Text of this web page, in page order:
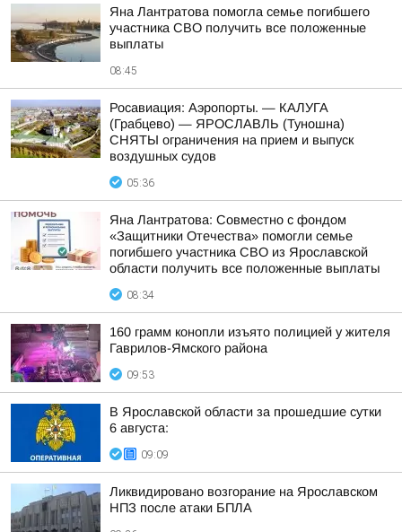
Яна Лантратова помогла семье погибшего
участника СВО получить все положенные
выплаты
08:45
Росавиация: Аэропорты. — КАЛУГА
(Грабцево) — ЯРОСЛАВЛЬ (Туношна)
СНЯТЫ ограничения на прием и выпуск
воздушных судов
05:36
Яна Лантратова: Совместно с фондом
«Защитники Отечества» помогли семье
погибшего участника СВО из Ярославской
области получить все положенные выплаты
08:34
160 грамм конопли изъято полицией у жителя
Гаврилов-Ямского района
09:53
В Ярославской области за прошедшие сутки
6 августа:
09:09
Ликвидировано возгорание на Ярославском
НПЗ после атаки БПЛА